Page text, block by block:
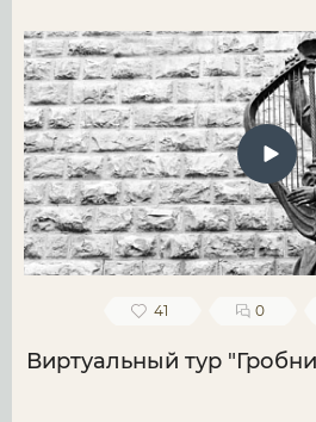
41 0
Виртуальный тур